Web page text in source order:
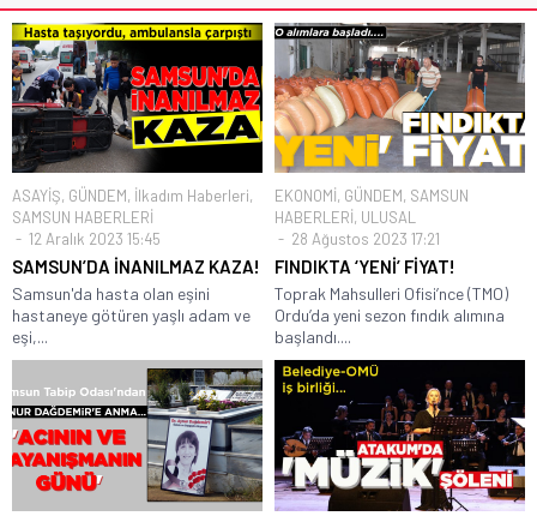
ASAYİŞ, GÜNDEM, İlkadım Haberleri,
SAMSUN HABERLERİ
12 Aralık 2023 15:45
SAMSUN’DA İNANILMAZ KAZA!
Samsun'da hasta olan eşini
hastaneye götüren yaşlı adam ve
eşi,...
EKONOMİ, GÜNDEM, SAMSUN
HABERLERİ, ULUSAL
28 Ağustos 2023 17:21
FINDIKTA ‘YENİ’ FİYAT!
Toprak Mahsulleri Ofisi’nce (TMO)
Ordu’da yeni sezon fındık alımına
başlandı....